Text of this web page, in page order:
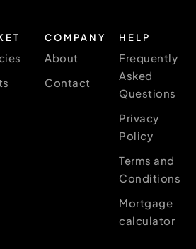
COMPANY
About
Contact
HELP
Frequently
Asked
Questions
Privacy
Policy
Terms and
Conditions
Mortgage
calculator